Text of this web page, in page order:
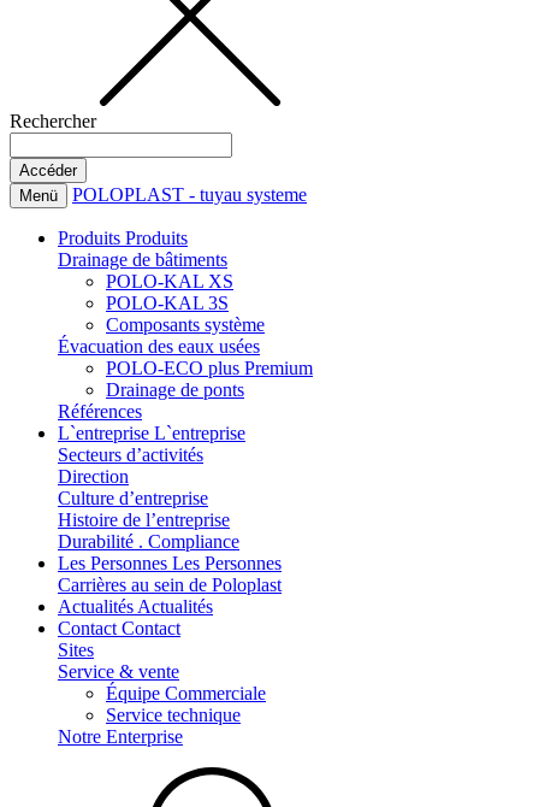
Rechercher
Menü POLOPLAST - tuyau systeme
Produits Produits
Drainage de bâtiments
POLO-KAL XS
POLO-KAL 3S
Composants système
Évacuation des eaux usées
POLO-ECO plus Premium
Drainage de ponts
Références
L`entreprise L`entreprise
Secteurs d’activités
Direction
Culture d’entreprise
Histoire de l’entreprise
Durabilité . Compliance
Les Personnes Les Personnes
Carrières au sein de Poloplast
Actualités Actualités
Contact Contact
Sites
Service & vente
Équipe Commerciale
Service technique
Notre Enterprise